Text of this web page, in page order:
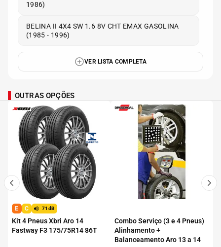
1986)
BELINA II 4X4 SW 1.6 8V CHT EMAX GASOLINA
(1985 - 1996)
VER LISTA COMPLETA
OUTRAS OPÇÕES
E C 71dB
Kit 4 Pneus Xbri Aro 14
Fastway F3 175/75R14 86T
Combo Serviço (3 e 4 Pneus)
Alinhamento +
Balanceamento Aro 13 a 14